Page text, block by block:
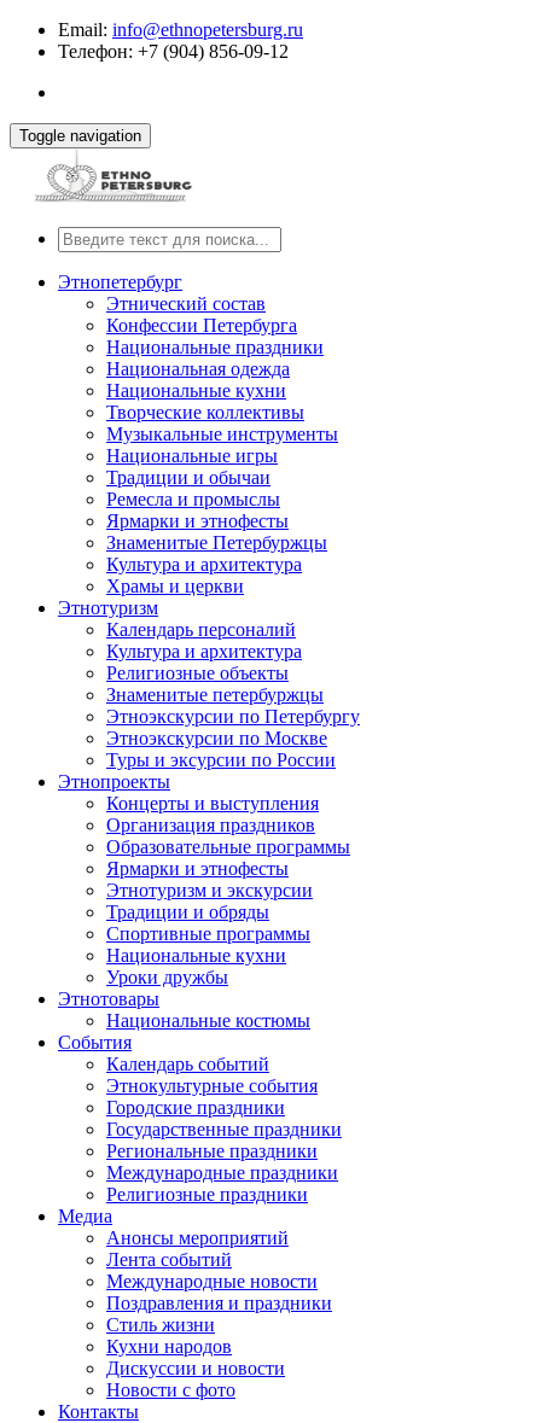
Email: info@ethnopetersburg.ru
Телефон: +7 (904) 856-09-12
Toggle navigation
Этнопетербург
Этнический состав
Конфессии Петербурга
Национальные праздники
Национальная одежда
Национальные кухни
Творческие коллективы
Музыкальные инструменты
Национальные игры
Традиции и обычаи
Ремесла и промыслы
Ярмарки и этнофесты
Знаменитые Петербуржцы
Культура и архитектура
Храмы и церкви
Этнотуризм
Календарь персоналий
Культура и архитектура
Религиозные объекты
Знаменитые петербуржцы
Этноэкскурсии по Петербургу
Этноэкскурсии по Москве
Туры и эксурсии по России
Этнопроекты
Концерты и выступления
Организация праздников
Образовательные программы
Ярмарки и этнофесты
Этнотуризм и экскурсии
Традиции и обряды
Спортивные программы
Национальные кухни
Уроки дружбы
Этнотовары
Национальные костюмы
События
Календарь событий
Этнокультурные события
Городские праздники
Государственные праздники
Региональные праздники
Международные праздники
Религиозные праздники
Медиа
Анонсы мероприятий
Лента событий
Международные новости
Поздравления и праздники
Cтиль жизни
Кухни народов
Дискуссии и новости
Новости с фото
Контакты